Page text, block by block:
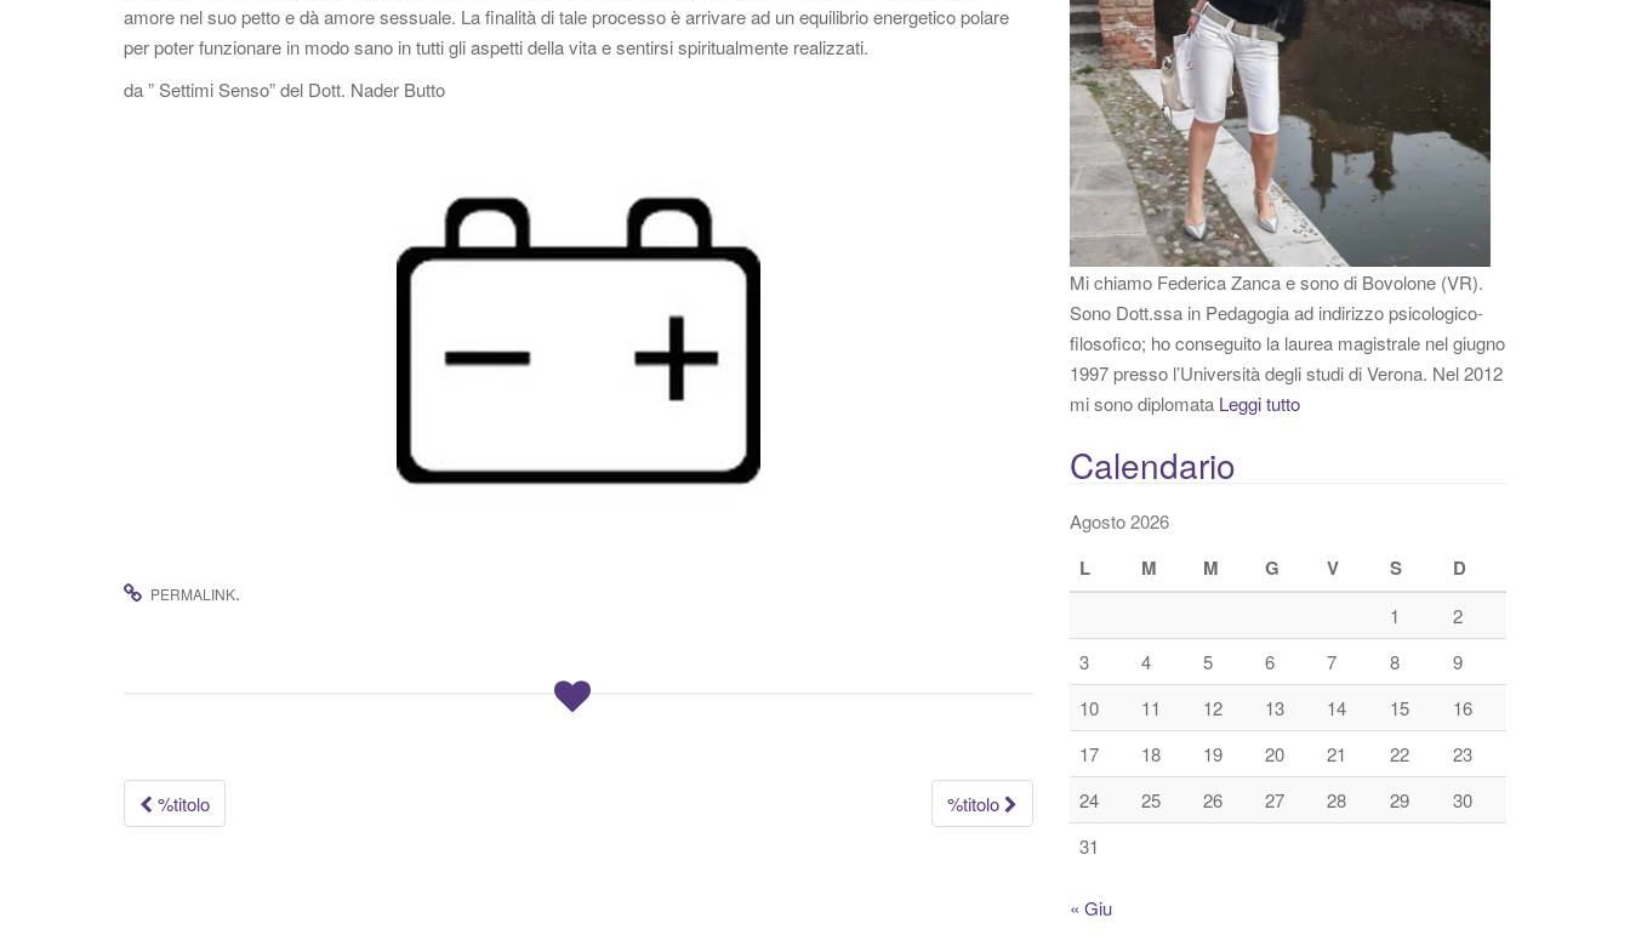
amore nel suo petto e dà amore sessuale. La finalità di tale processo è arrivare ad un equilibrio energetico polare
per poter funzionare in modo sano in tutti gli aspetti della vita e sentirsi spiritualmente realizzati.
da ” Settimi Senso” del Dott. Nader Butto
PERMALINK.
Navigazione
%titolo %titolo
Mi chiamo Federica Zanca e sono di Bovolone (VR).
Sono Dott.ssa in Pedagogia ad indirizzo psicologico-
filosofico; ho conseguito la laurea magistrale nel giugno
1997 presso l’Università degli studi di Verona. Nel 2012
mi sono diplomata Leggi tutto
Calendario
Agosto 2026
L M M G V S D
1
2
3
4 5 6 7 8
9
10
11 12 13 14 15
16
17
18 19 20 21 22
23
24
25 26 27 28 29
30
31
« Giu